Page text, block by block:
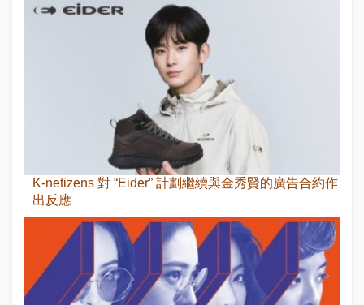
K-netizens 對 “Eider” 計劃繼續與金秀賢的廣告合約作
出反應